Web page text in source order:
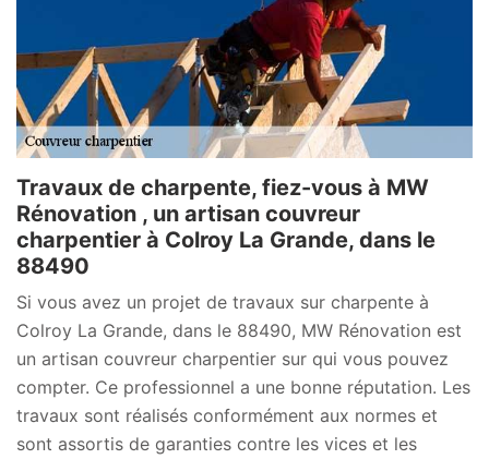
Travaux de charpente, fiez-vous à MW
Rénovation , un artisan couvreur
charpentier à Colroy La Grande, dans le
88490
Si vous avez un projet de travaux sur charpente à
Colroy La Grande, dans le 88490, MW Rénovation est
un artisan couvreur charpentier sur qui vous pouvez
compter. Ce professionnel a une bonne réputation. Les
travaux sont réalisés conformément aux normes et
sont assortis de garanties contre les vices et les